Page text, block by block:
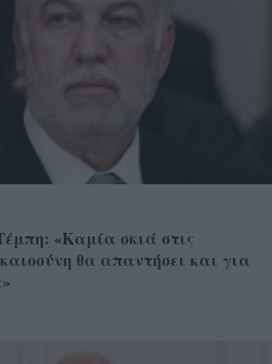
«Καμία σκιά στις
θα απαντήσει και για